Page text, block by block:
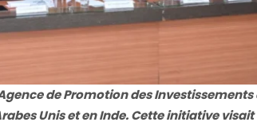
de Promotion des
Unis et en Inde. Cette initiative